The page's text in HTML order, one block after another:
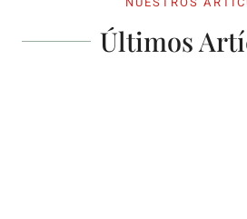
Últimos